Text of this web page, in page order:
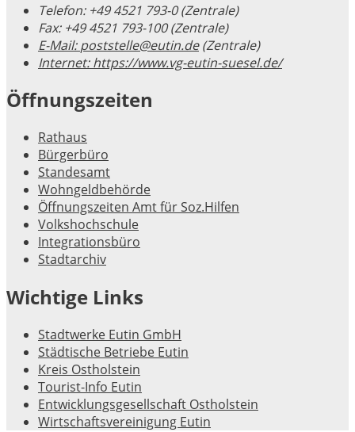
Telefon: +49 4521 793-0 (Zentrale)
Fax: +49 4521 793-100 (Zentrale)
E-Mail:poststelle@eutin.de(Zentrale)
Internet:https://www.vg-eutin-suesel.de/
Öffnungszeiten
Rathaus
Bürgerbüro
Standesamt
Wohngeldbehörde
Öffnungszeiten Amt für Soz.Hilfen
Volkshochschule
Integrationsbüro
Stadtarchiv
Wichtige Links
Stadtwerke Eutin GmbH
Städtische Betriebe Eutin
Kreis Ostholstein
Tourist-Info Eutin
Entwicklungsgesellschaft Ostholstein
Wirtschaftsvereinigung Eutin